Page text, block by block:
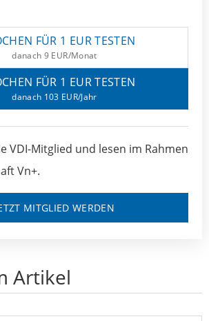
FÜR 1 EUR TESTEN
danach 9 EUR/Monat
FÜR 1 EUR TESTEN
danach 103 EUR/Jahr
VDI-Mitglied und lesen im Rahmen
Vn+.
MITGLIED WERDEN
Artikel